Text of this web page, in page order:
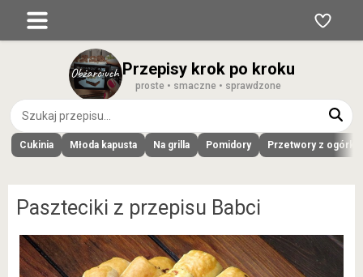
Przepisy krok po kroku
proste • smaczne • sprawdzone
Cukinia Młoda kapusta Na grilla Pomidory Przetwory z
Paszteciki z przepisu Babci